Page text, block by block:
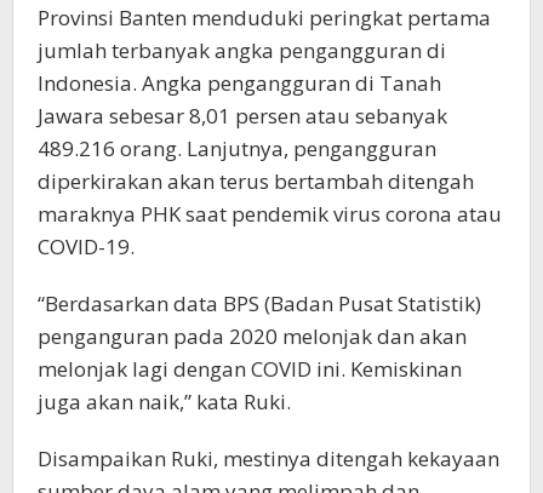
Provinsi Banten menduduki peringkat pertama
jumlah terbanyak angka pengangguran di
Indonesia. Angka pengangguran di Tanah
Jawara sebesar 8,01 persen atau sebanyak
489.216 orang. Lanjutnya, pengangguran
diperkirakan akan terus bertambah ditengah
maraknya PHK saat pendemik virus corona atau
COVID-19.
“Berdasarkan data BPS (Badan Pusat Statistik)
penganguran pada 2020 melonjak dan akan
melonjak lagi dengan COVID ini. Kemiskinan
juga akan naik,” kata Ruki.
Disampaikan Ruki, mestinya ditengah kekayaan